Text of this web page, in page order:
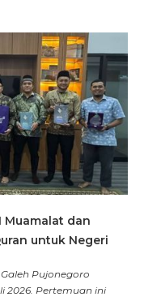
Muamalat dan
untuk Negeri
Pujonegoro
2026. Pertemuan ini